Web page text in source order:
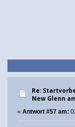
Re:
New Glenn
« Antwort #57 am: